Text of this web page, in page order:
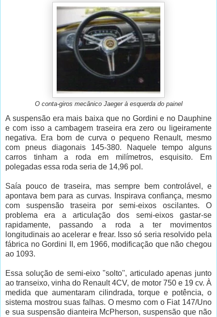
O conta-giros mecânico Jaeger à esquerda do painel
A suspensão era mais baixa que no Gordini e no Dauphine
e com isso a cambagem traseira era zero ou ligeiramente
negativa. Era bom de curva o pequeno Renault, mesmo
com pneus diagonais 145-380. Naquele tempo alguns
carros tinham a roda em milímetros, esquisito. Em
polegadas essa roda seria de 14,96 pol.
Saía pouco de traseira, mas sempre bem controlável, e
apontava bem para as curvas. Inspirava confiança, mesmo
com suspensão traseira por semi-eixos oscilantes. O
problema era a articulação dos semi-eixos gastar-se
rapidamente, passando a roda a ter movimentos
longitudinais ao acelerar e frear. Isso só seria resolvido pela
fábrica no Gordini II, em 1966, modificação que não chegou
ao 1093.
Essa solução de semi-eixo "solto'', articulado apenas junto
ao transeixo, vinha do Renault 4CV, de motor 750 e 19 cv. À
medida que aumentaram cilindrada, torque e potência, o
sistema mostrou suas falhas. O mesmo com o Fiat 147/Uno
e sua suspensão dianteira McPherson, suspensão que não